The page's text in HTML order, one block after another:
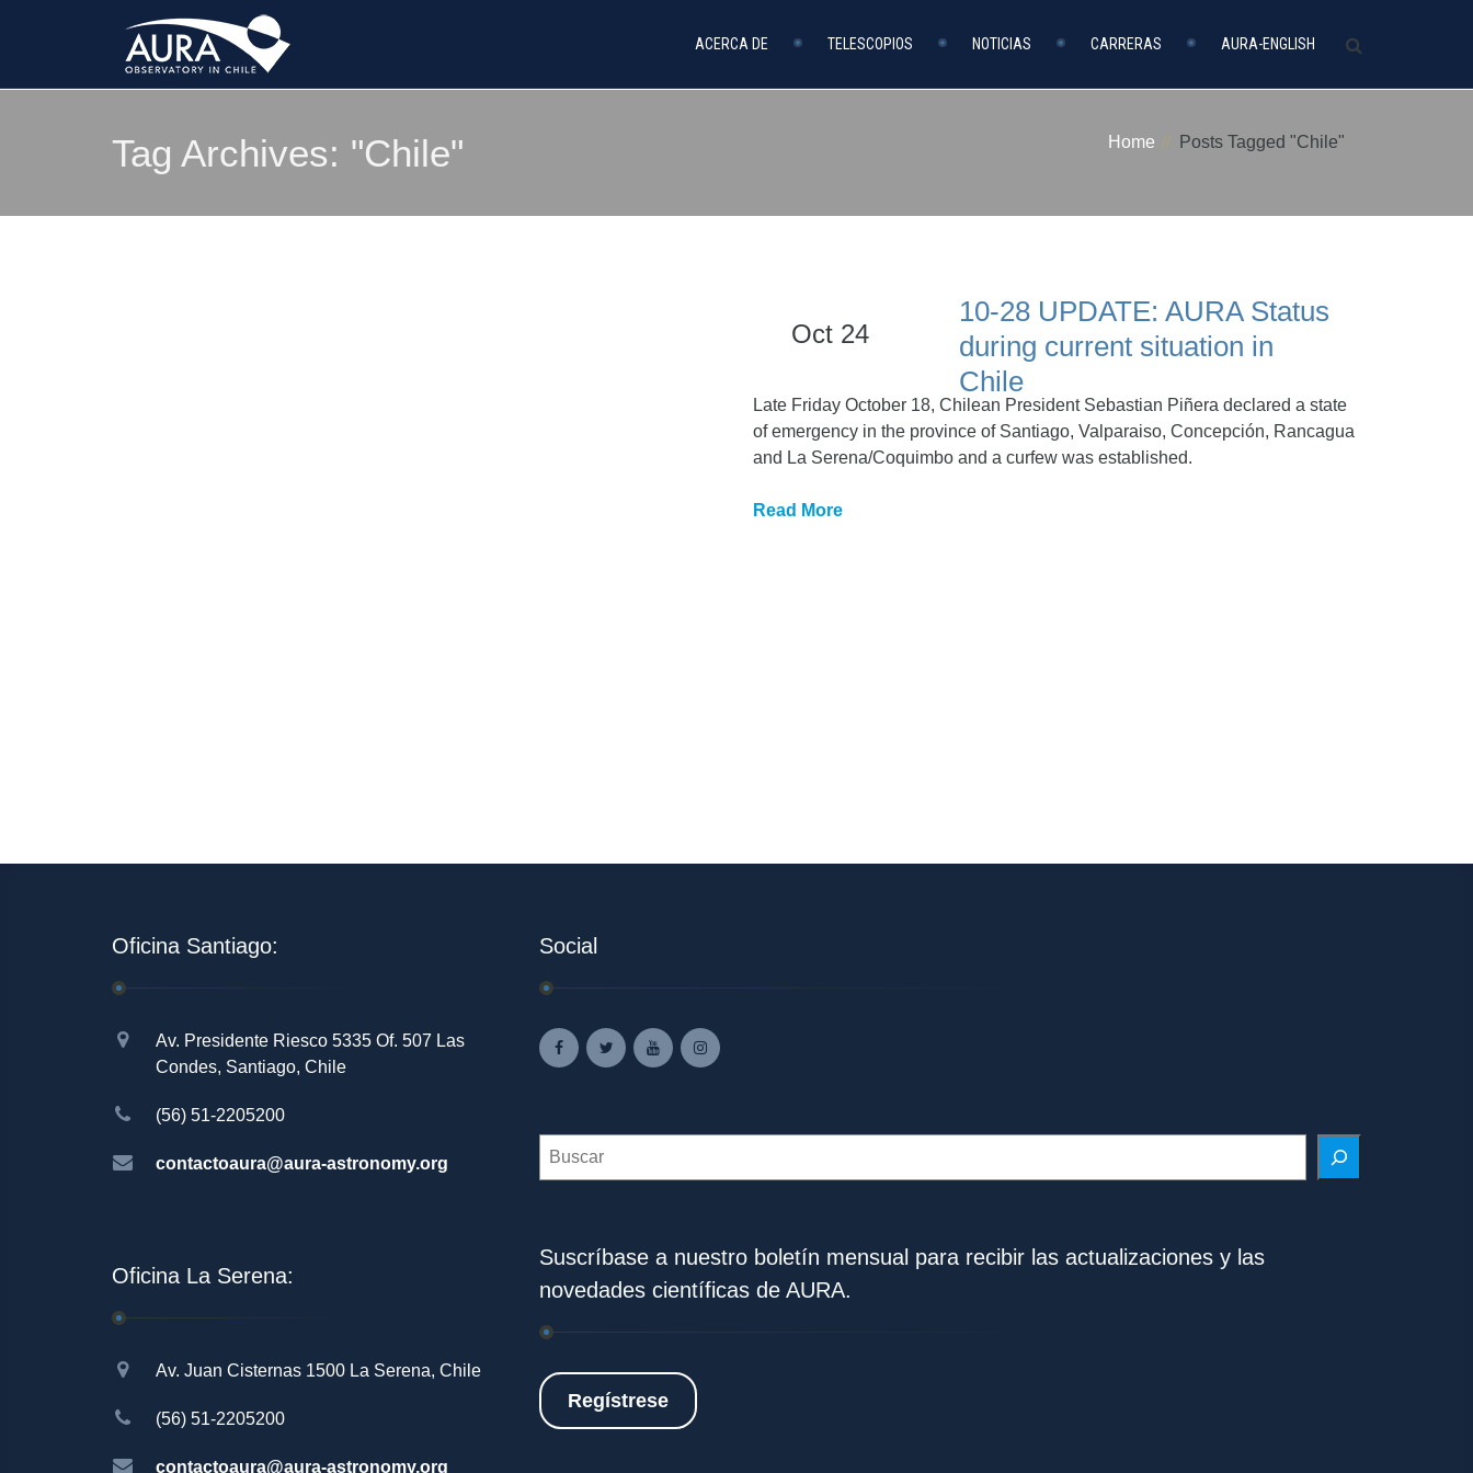
ACERCA DE TELESCOPIOS NOTICIAS CARRERAS AURA-ENGLISH
Tag Archives: "Chile" Home Posts Tagged "Chile"
Oct 24
10-28 UPDATE: AURA Status
during current situation in
Chile
Late Friday October 18, Chilean President Sebastian Piñera declared a state
of emergency in the province of Santiago, Valparaiso, Concepción, Rancagua
and La Serena/Coquimbo and a curfew was established.
Read More
Oficina Santiago:
Av. Presidente Riesco 5335 Of. 507 Las
Condes, Santiago, Chile
(56) 51-2205200
contactoaura@aura-astronomy.org
Oficina La Serena:
Av. Juan Cisternas 1500 La Serena, Chile
(56) 51-2205200
contactoaura@aura-astronomy.org
Social
Search
Suscríbase a nuestro boletín mensual para recibir las actualizaciones y las
novedades científicas de AURA.
Regístrese